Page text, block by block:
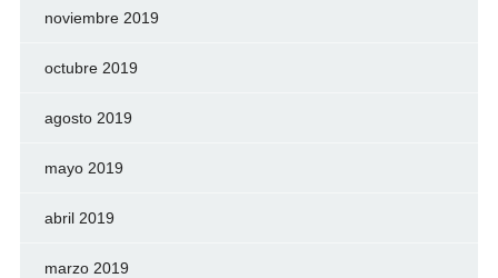
noviembre 2019
octubre 2019
agosto 2019
mayo 2019
abril 2019
marzo 2019